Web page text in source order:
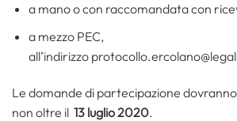
a mano o con raccomandata con
a mezzo PEC,
all’indirizzo
Le domande di partecipazione
non oltre il 13 luglio 2020.